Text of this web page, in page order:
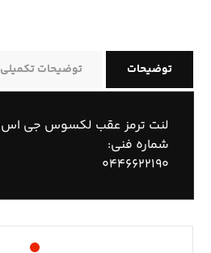
توضیحات توضیحات تکمیلی
لنت ترمز عقب لکسوس جی اس ۴۳۰
شماره فنی:
۰۴۴۶۶۲۲۱۹۰